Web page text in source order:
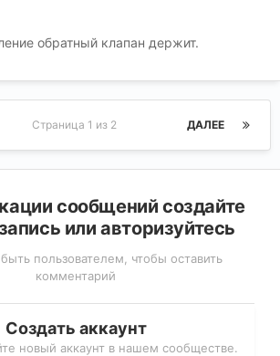
обратный клапан держит.
ДАЛЕЕ
Страница 1 из 2
сообщений создайте
или авторизуйтесь
пользователем, чтобы оставить
комментарий
Создать аккаунт
новый аккаунт в нашем сообществе.